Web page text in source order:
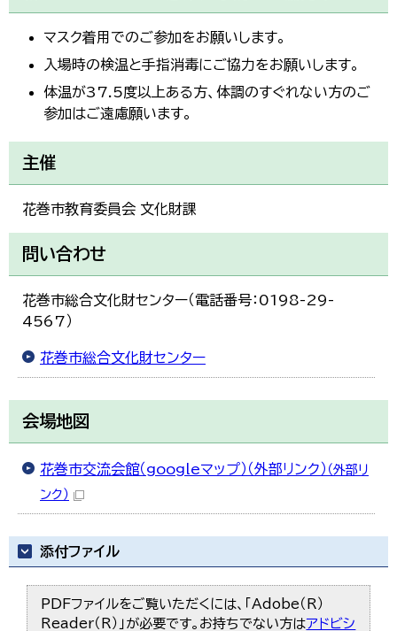
マスク着用でのご参加をお願いします。
入場時の検温と手指消毒にご協力をお願いします。
体温が37.5度以上ある方、体調のすぐれない方のご
参加はご遠慮願います。
主催
花巻市教育委員会 文化財課
問い合わせ
花巻市総合文化財センター（電話番号：0198-29-
4567）
花巻市総合文化財センター
会場地図
花巻市交流会館（googleマップ）（外部リンク） （外部リ
ンク）
添付ファイル
PDFファイルをご覧いただくには、「Adobe（R）
Reader（R）」が必要です。お持ちでない方はアドビシ